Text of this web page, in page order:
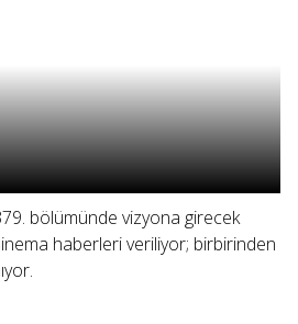
bölümünde vizyona girecek
haberleri veriliyor; birbirinden